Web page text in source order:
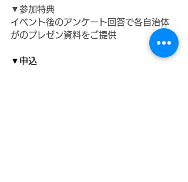
▼参加特典
イベント後のアンケート回答で各自治体
がのプレゼン資料をご提供
▼申込